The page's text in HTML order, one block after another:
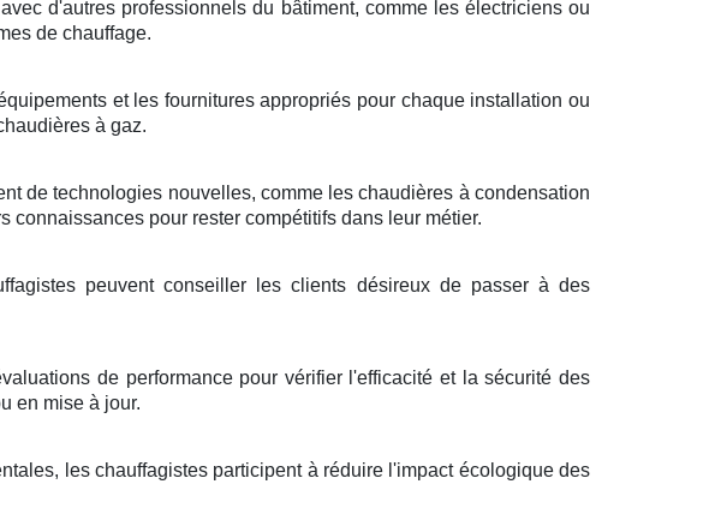
d'autres professionnels du bâtiment, comme les électriciens ou
de chauffage.
et les fournitures appropriés pour chaque installation ou
à gaz.
de technologies nouvelles, comme les chaudières à condensation
pour rester compétitifs dans leur métier.
peuvent conseiller les clients désireux de passer à des
de performance pour vérifier l'efficacité et la sécurité des
en mise à jour.
les chauffagistes participent à réduire l'impact écologique des